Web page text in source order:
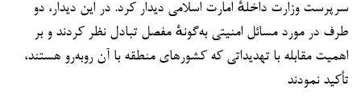
سرپرست وزارت داخلهٔ امارت اسلامی دیدار کرد. در این دیدار، دو
طرف در مورد مسائل امنیتی به‌گونهٔ مفصل تبادل نظر کردند و بر
اهمیت مقابله با تهدیداتی که کشورهای منطقه با آن روبه‌رو هستند،
تأکید نمودند